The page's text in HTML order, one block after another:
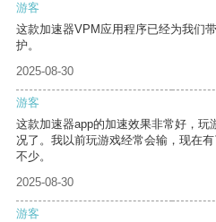
游客
这款加速器VPM应用程序已经为我们
护。
2025-08-30
游客
这款加速器app的加速效果非常好，
况了。我以前玩游戏经常会输，现在
不少。
2025-08-30
游客